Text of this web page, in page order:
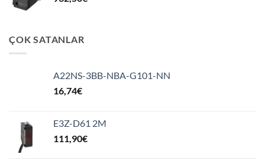
ÇOK SATANLAR
A22NS-3BB-NBA-G101-NN
16,74€
E3Z-D61 2M
111,90€